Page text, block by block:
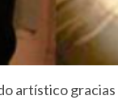
artístico